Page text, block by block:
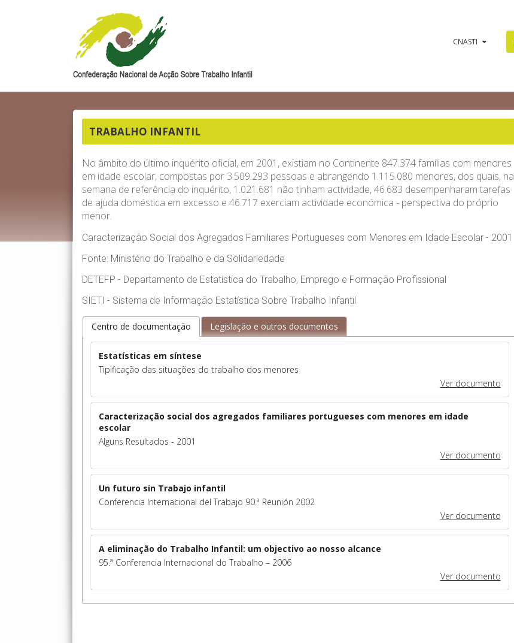
CNASTI
TRABALHO INFANTIL
No âmbito do último inquérito oficial, em 2001, existiam no Continente 847.374 famílias com menores
em idade escolar, compostas por 3.509.293 pessoas e abrangendo 1.115.080 menores, dos quais, na
semana de referência do inquérito, 1.021.681 não tinham actividade, 46.683 desempenharam tarefas
de ajuda doméstica em excesso e 46.717 exerciam actividade económica - perspectiva do próprio
menor.
Caracterização Social dos Agregados Familiares Portugueses com Menores em Idade Escolar - 2001
Fonte: Ministério do Trabalho e da Solidariedade
DETEFP - Departamento de Estatística do Trabalho, Emprego e Formação Profissional
SIETI - Sistema de Informação Estatística Sobre Trabalho Infantil
Centro de documentação Legislação e outros documentos
Estatísticas em síntese
Tipificação das situações do trabalho dos menores
Ver documento
Caracterização social dos agregados familiares portugueses com menores em idade
escolar
Alguns Resultados - 2001
Ver documento
Un futuro sin Trabajo infantil
Conferencia Internacional del Trabajo 90.ª Reunión 2002
Ver documento
A eliminação do Trabalho Infantil: um objectivo ao nosso alcance
95.ª Conferencia Internacional do Trabalho – 2006
Ver documento